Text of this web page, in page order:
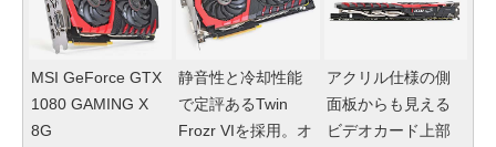
MSI GeForce GTX
1080 GAMING X
8G
静音性と冷却性能
で定評あるTwin
Frozr VIを採用。オ
アクリル仕様の側
面板からも見える
ビデオカード上部